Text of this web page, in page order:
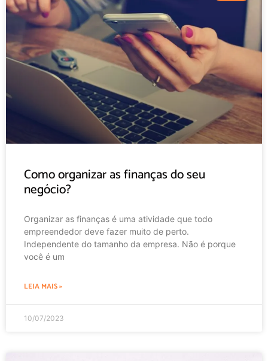
Como organizar as finanças do seu
negócio?
Organizar as finanças é uma atividade que todo
empreendedor deve fazer muito de perto.
Independente do tamanho da empresa. Não é porque
você é um
LEIA MAIS »
10/07/2023